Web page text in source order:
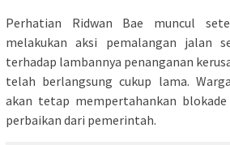
Perhatian Ridwan Bae muncul
melakukan aksi pemalangan jalan
terhadap lambannya penanganan
telah berlangsung cukup lama.
akan tetap mempertahankan
perbaikan dari pemerintah.